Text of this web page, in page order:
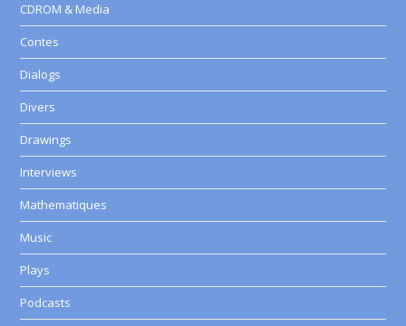
CDROM & Media
Contes
Dialogs
Divers
Drawings
Interviews
Mathematiques
Music
Plays
Podcasts